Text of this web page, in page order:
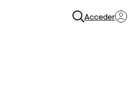
Acceder